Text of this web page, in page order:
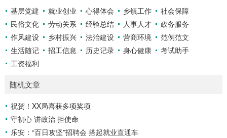
基层党建 就业创业 心得体会 乡镇工作
社会保障
民俗文化
劳动关系 经验总结 人事人才
政务服务
作风建设
乡村振兴 法治建设 营商环境
范例范文
生活随记
招工信息 历史记录 身心健康
考试助手
工资福利
随机文章
祝贺！XX局喜获多项奖项
守初心 讲政治 担使命
乐安：“百日攻坚”招聘会 搭起就业直通车